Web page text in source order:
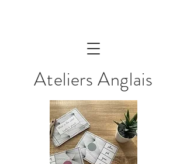
Ateliers Anglais